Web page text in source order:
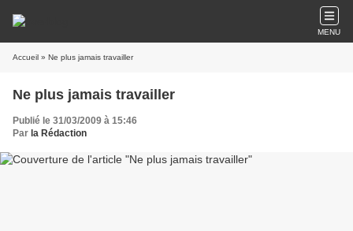
MENU
Accueil » Ne plus jamais travailler
Ne plus jamais travailler
Publié le 31/03/2009 à 15:46
Par la Rédaction